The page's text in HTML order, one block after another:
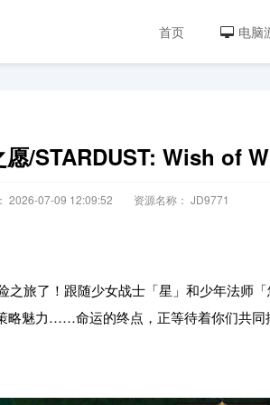
首页 电脑
愿/STARDUST: Wish of
2026-07-09 12:09:52 资源名称： JD9771
旅了！跟随少女战士「星」和少年法师
略魅力……命运的终点，正等待着你们共同